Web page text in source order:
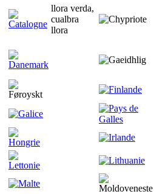
llora verda,
cualbra
llora